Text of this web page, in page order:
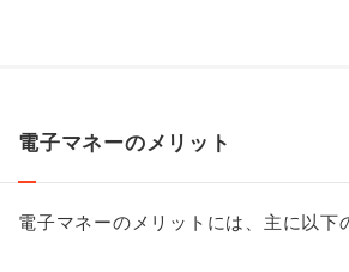
電子マネーのメリット
電子マネーのメリットには、主に以下